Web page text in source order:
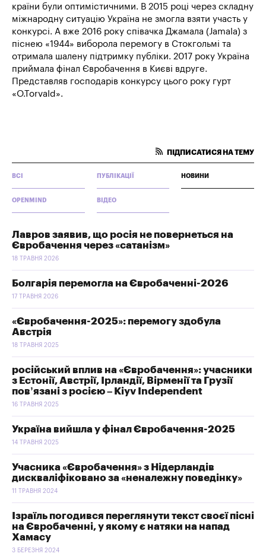
країни були оптимістичними. В 2015 році через складну
міжнародну ситуацію Україна не змогла взяти участь у
конкурсі. А вже 2016 року співачка Джамала (Jamala) з
піснею «1944» виборола перемогу в Стокгольмі та
отримала шалену підтримку публіки. 2017 року Україна
приймала фінал Євробачення в Києві вдруге.
Представляв господарів конкурсу цього року гурт
«O.Torvald».
ПІДПИСАТИСЯ НА ТЕМУ
ВСІ ПУБЛІКАЦІЇ НОВИНИ
OPENMIND ВІДЕО
Лавров заявив, що росія не повернеться на
Євробачення через «сатанізм»
18 ТРАВНЯ 2026
Болгарія перемогла на Євробаченні-2026
17 ТРАВНЯ 2026
«Євробачення-2025»: перемогу здобула
Австрія
18 ТРАВНЯ 2025
російський вплив на «Євробачення»: учасники
з Естонії, Австрії, Ірландії, Вірменії та Грузії
пов’язані з росією – Kiyv Independent
16 ТРАВНЯ 2025
Україна вийшла у фінал Євробачення-2025
14 ТРАВНЯ 2025
Учасника «Євробачення» з Нідерландів
дискваліфіковано за «неналежну поведінку»
11 ТРАВНЯ 2024
Ізраїль погодився переглянути текст своєї пісні
на Євробаченні, у якому є натяки на напад
Хамасу
3 БЕРЕЗНЯ 2024